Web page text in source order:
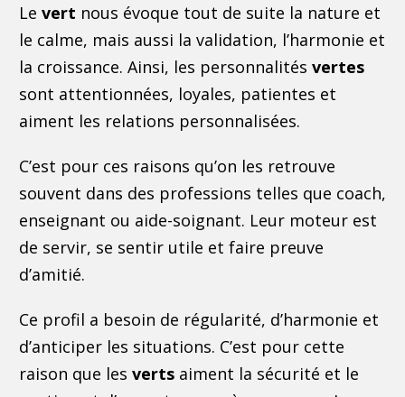
Le vert nous évoque tout de suite la nature et
le calme, mais aussi la validation, l’harmonie et
la croissance. Ainsi, les personnalités vertes
sont attentionnées, loyales, patientes et
aiment les relations personnalisées.
C’est pour ces raisons qu’on les retrouve
souvent dans des professions telles que coach,
enseignant ou aide-soignant. Leur moteur est
de servir, se sentir utile et faire preuve
d’amitié.
Ce profil a besoin de régularité, d’harmonie et
d’anticiper les situations. C’est pour cette
raison que les verts aiment la sécurité et le